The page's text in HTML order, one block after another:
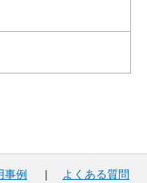
事例 |
よくある質問